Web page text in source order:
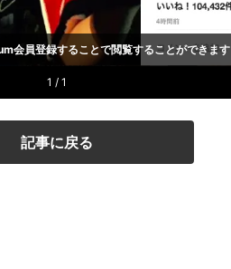
会員登録することで閲覧することができます
1 / 1
記事に戻る